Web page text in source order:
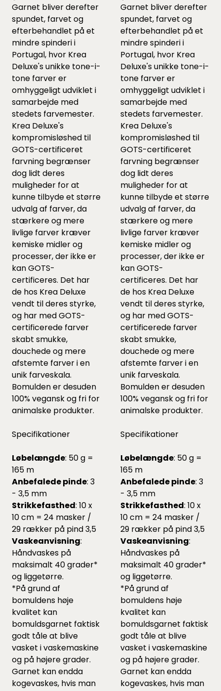
Garnet bliver derefter
spundet, farvet og
efterbehandlet på et
mindre spinderi i
Portugal, hvor Krea
Deluxe's unikke tone-i-
tone farver er
omhyggeligt udviklet i
samarbejde med
stedets farvemester.
Krea Deluxe's
kompromisløshed til
GOTS-certificeret
farvning begrænser
dog lidt deres
muligheder for at
kunne tilbyde et større
udvalg af farver, da
stærkere og mere
livlige farver kræver
kemiske midler og
processer, der ikke er
kan GOTS-
certificeres. Det har
de hos Krea Deluxe
vendt til deres styrke,
og har med GOTS-
certificerede farver
skabt smukke,
douchede og mere
afstemte farver i en
unik farveskala.
Bomulden er desuden
100% vegansk og fri for
animalske produkter.
Specifikationer
Løbelængde: 50 g =
165 m
Anbefalede pinde: 3
- 3,5 mm
Strikkefasthed: 10 x
10 cm = 24 masker /
29 rækker på pind 3,5
Vaskeanvisning:
Håndvaskes på
maksimalt 40 grader*
og liggetørre.
*På grund af
bomuldens høje
kvalitet kan
bomuldsgarnet faktisk
godt tåle at blive
vasket i vaskemaskine
og på højere grader.
Garnet kan endda
kogevaskes, hvis man
Garnet bliver derefter
spundet, farvet og
efterbehandlet på et
mindre spinderi i
Portugal, hvor Krea
Deluxe's unikke tone-i-
tone farver er
omhyggeligt udviklet i
samarbejde med
stedets farvemester.
Krea Deluxe's
kompromisløshed til
GOTS-certificeret
farvning begrænser
dog lidt deres
muligheder for at
kunne tilbyde et større
udvalg af farver, da
stærkere og mere
livlige farver kræver
kemiske midler og
processer, der ikke er
kan GOTS-
certificeres. Det har
de hos Krea Deluxe
vendt til deres styrke,
og har med GOTS-
certificerede farver
skabt smukke,
douchede og mere
afstemte farver i en
unik farveskala.
Bomulden er desuden
100% vegansk og fri for
animalske produkter.
Specifikationer
Løbelængde: 50 g =
165 m
Anbefalede pinde: 3
- 3,5 mm
Strikkefasthed: 10 x
10 cm = 24 masker /
29 rækker på pind 3,5
Vaskeanvisning:
Håndvaskes på
maksimalt 40 grader*
og liggetørre.
*På grund af
bomuldens høje
kvalitet kan
bomuldsgarnet faktisk
godt tåle at blive
vasket i vaskemaskine
og på højere grader.
Garnet kan endda
kogevaskes, hvis man